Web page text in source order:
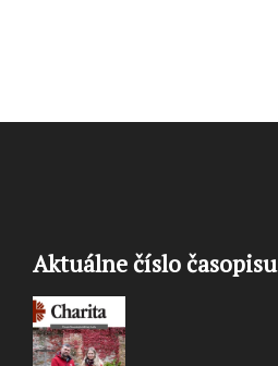
Aktuálne číslo časopisu